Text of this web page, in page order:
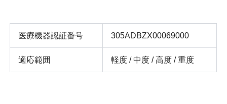
医療機器認証番号 305ADBZX00069000
適応範囲 軽度 / 中度 / 高度 / 重度